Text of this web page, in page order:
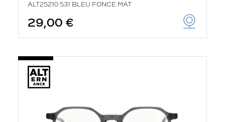
ALT25210 531 BLEU FONCE MAT
29,00 €